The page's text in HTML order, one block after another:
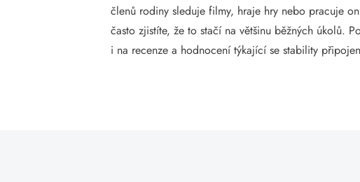
členů rodiny sleduje filmy, hraje hry nebo pracuje
často zjistíte, že to stačí na většinu běžných úkolů.
i na recenze a hodnocení týkající se stability